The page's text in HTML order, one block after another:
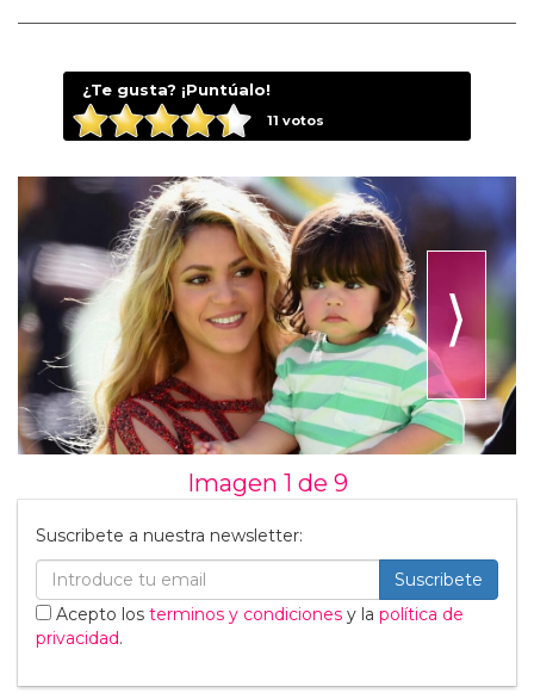
¿Te gusta? ¡Puntúalo!
11 votos
⟩
Imagen 1 de 9
Suscribete a nuestra newsletter:
Suscribete
Acepto los terminos y condiciones y la política de
privacidad.